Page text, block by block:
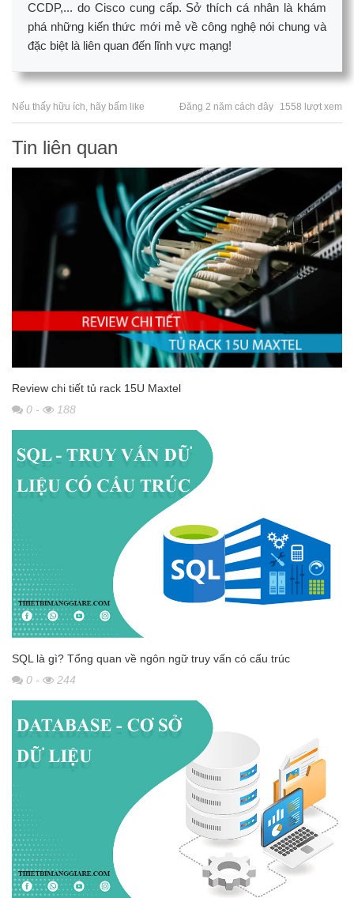
CCDP,... do Cisco cung cấp. Sở thích cá nhân là khám
phá những kiến thức mới mẻ về công nghệ nói chung và
đặc biệt là liên quan đến lĩnh vực mạng!
Nếu thấy hữu ích, hãy bấm like Đăng 2 năm cách đây 1558 lượt xem
Tin liên quan
Review chi tiết tủ rack 15U Maxtel
0 - 188
SQL là gì? Tổng quan về ngôn ngữ truy vấn có cấu trúc
0 - 244